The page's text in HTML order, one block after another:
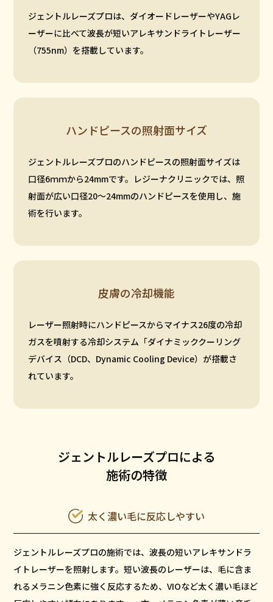
ジェントルレーズプロは、ダイオードレーザーやYAGレ
ーザーに比べて波長が短いアレキサンドライトレーザー
（755nm）を搭載しています。
ハンドピースの照射面サイズ
ジェントルレーズプロのハンドピースの照射面サイズは
口径6ｍｍから24mmです。レジーナクリニックでは、照
射面が広い口径20～24mmのハンドピースを使用し、施
術を行います。
皮膚の冷却機能
レーザー照射時にハンドピースからマイナス26度の冷却
ガスを噴射する冷却システム「ダイナミッククーリング
デバイス（DCD、Dynamic Cooling Device）が搭載さ
れています。
ジェントルレーズプロによる
施術の特徴
太く濃い毛に反応しやすい
ジェントルレーズプロの施術では、波長の短いアレキサンドラ
イトレーザーを照射します。短い波長のレーザーは、毛に含ま
れるメラニン色素に強く反応するため、VIOなど太く濃い毛ほど